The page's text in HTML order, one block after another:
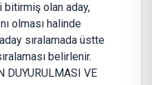
bitirmiş olan aday,
olması halinde
sıralamada üstte
belirlenir.
DUYURULMASI VE